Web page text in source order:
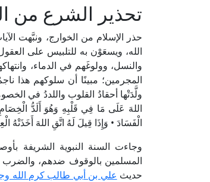
تحذير الشرع من
حذر الإسلام من الخوارج، ونبَّهت
الله، ويسعَوْن به للتلبيس على
والنسل، وولوغَهم في الدماء،
المجرمين؛ مبينًا أن سلوكهم هذا
ولَّدَتْها أحقادُ القلوب واللددُ في
اللهَ عَلَى مَا فِي قَلْبِهِ وَهُوَ أَلَدُّ
الْفَسَادَ • وَإِذَا قِيلَ لَهُ اتَّقِ اللهَ أَخَذَتْهُ
وجاءت السنة النبوية الشريفة
المسلمين بالوقوف ضدهم،
حديث علي بن أبي طالب كرم الله